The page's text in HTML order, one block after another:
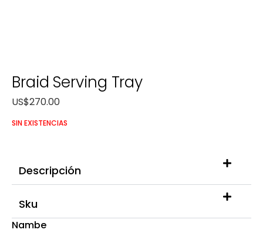
Braid Serving Tray
US$270.00
SIN EXISTENCIAS
Descripción
Sku
Nambe